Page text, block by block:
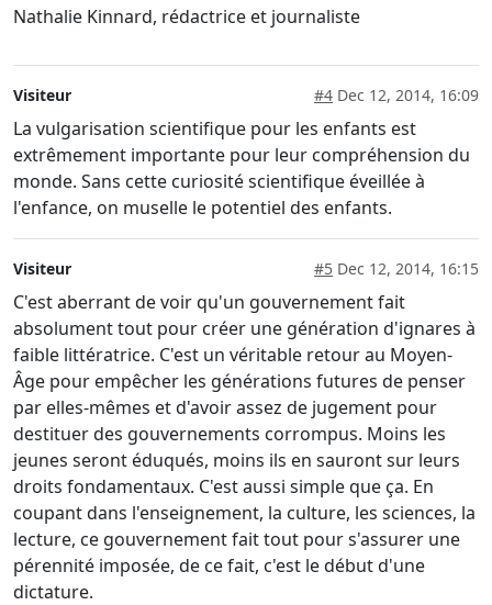
Nathalie Kinnard, rédactrice et journaliste
Visiteur #4 Dec 12, 2014, 16:09
La vulgarisation scientifique pour les enfants est
extrêmement importante pour leur compréhension du
monde. Sans cette curiosité scientifique éveillée à
l'enfance, on muselle le potentiel des enfants.
Visiteur #5 Dec 12, 2014, 16:15
C'est aberrant de voir qu'un gouvernement fait
absolument tout pour créer une génération d'ignares à
faible littératrice. C'est un véritable retour au Moyen-
Âge pour empêcher les générations futures de penser
par elles-mêmes et d'avoir assez de jugement pour
destituer des gouvernements corrompus. Moins les
jeunes seront éduqués, moins ils en sauront sur leurs
droits fondamentaux. C'est aussi simple que ça. En
coupant dans l'enseignement, la culture, les sciences, la
lecture, ce gouvernement fait tout pour s'assurer une
pérennité imposée, de ce fait, c'est le début d'une
dictature.